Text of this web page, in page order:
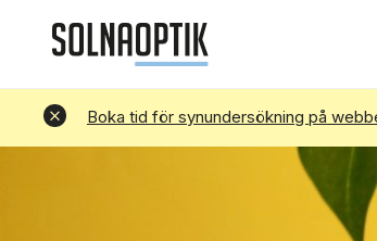
Boka tid för synundersökning på
Avvisa